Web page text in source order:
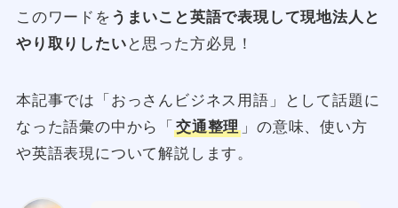
このワードを うまいこと英語で表現して現地法人と
やり取りしたい と思った方必見！
本記事では「おっさんビジネス用語」として話題に
なった語彙の中から「 交通整理 」の意味、使い方
や英語表現について解説します。